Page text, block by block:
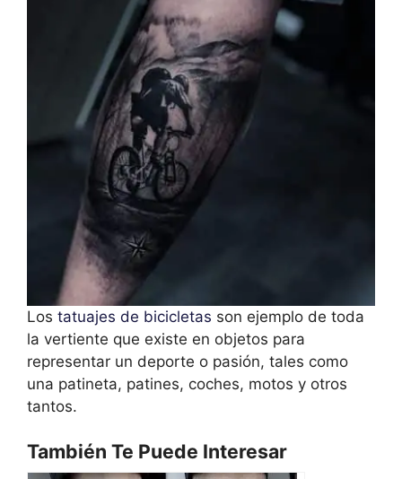
Los tatuajes de bicicletas son ejemplo de toda
la vertiente que existe en objetos para
representar un deporte o pasión, tales como
una patineta, patines, coches, motos y otros
tantos.
También Te Puede Interesar